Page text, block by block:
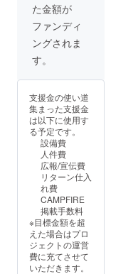
た金額が
ファンディ
ングされま
す。
支援金の使い道
集まった支援金
は以下に使用す
る予定です。
設備費
人件費
広報/宣伝費
リターン仕入
れ費
CAMPFIRE
掲載手数料
※目標金額を超
えた場合はプロ
ジェクトの運営
費に充てさせて
いただきます。